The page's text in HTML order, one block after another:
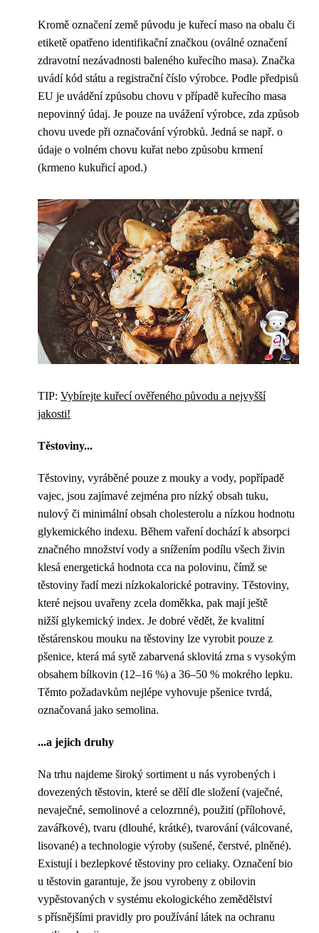
Kromě označení země původu je kuřecí maso na obalu či
etiketě opatřeno identifikační značkou (oválné označení
zdravotní nezávadnosti baleného kuřecího masa). Značka
uvádí kód státu a registrační číslo výrobce. Podle předpisů
EU je uvádění způsobu chovu v případě kuřecího masa
nepovinný údaj. Je pouze na uvážení výrobce, zda způsob
chovu uvede při označování výrobků. Jedná se např. o
údaje o volném chovu kuřat nebo způsobu krmení
(krmeno kukuřicí apod.)
TIP: Vybírejte kuřecí ověřeného původu a nejvyšší
jakosti!
Těstoviny...
Těstoviny, vyráběné pouze z mouky a vody, popřípadě
vajec, jsou zajímavé zejména pro nízký obsah tuku,
nulový či minimální obsah cholesterolu a nízkou hodnotu
glykemického indexu. Během vaření dochází k absorpci
značného množství vody a snížením podílu všech živin
klesá energetická hodnota cca na polovinu, čímž se
těstoviny řadí mezi nízkokalorické potraviny. Těstoviny,
které nejsou uvařeny zcela doměkka, pak mají ještě
nižší glykemický index. Je dobré vědět, že kvalitní
těstárenskou mouku na těstoviny lze vyrobit pouze z
pšenice, která má sytě zabarvená sklovitá zrna s vysokým
obsahem bílkovin (12–16 %) a 36–50 % mokrého lepku.
Těmto požadavkům nejlépe vyhovuje pšenice tvrdá,
označovaná jako semolina.
...a jejich druhy
Na trhu najdeme široký sortiment u nás vyrobených i
dovezených těstovin, které se dělí dle složení (vaječné,
nevaječné, semolinové a celozrnné), použití (přílohové,
zavářkové), tvaru (dlouhé, krátké), tvarování (válcované,
lisované) a technologie výroby (sušené, čerstvé, plněné).
Existují i bezlepkové těstoviny pro celiaky. Označení bio
u těstovin garantuje, že jsou vyrobeny z obilovin
vypěstovaných v systému ekologického zemědělství
s přísnějšími pravidly pro používání látek na ochranu